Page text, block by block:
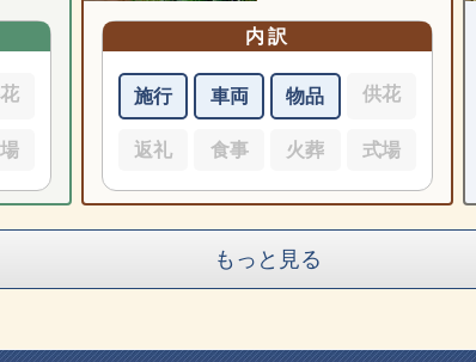
内訳
施行 車両 物品 供花
返礼 食事 火葬 式場
もっと見る